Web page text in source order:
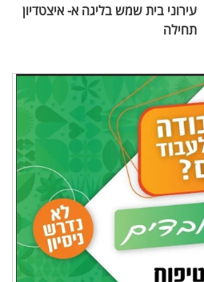
עירוני בית שמש בליגה א- איצטדיון
תחילה